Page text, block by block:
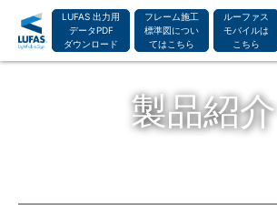
LUFAS 出力用
データPDF
ダウンロード
フレーム施工
標準図につい
てはこちら
ルーファス
モバイルは
こちら
LUFASとは
レンタル
製品紹介